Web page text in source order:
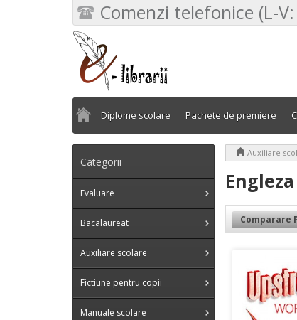
Comenzi telefonice (L-
Diplome scolare Pachete de premiere
Categorii
Evaluare
Bacalaureat
Auxiliare scolare
Fictiune pentru copii
Manuale scolare
Auxiliare
Engleza
Comparare